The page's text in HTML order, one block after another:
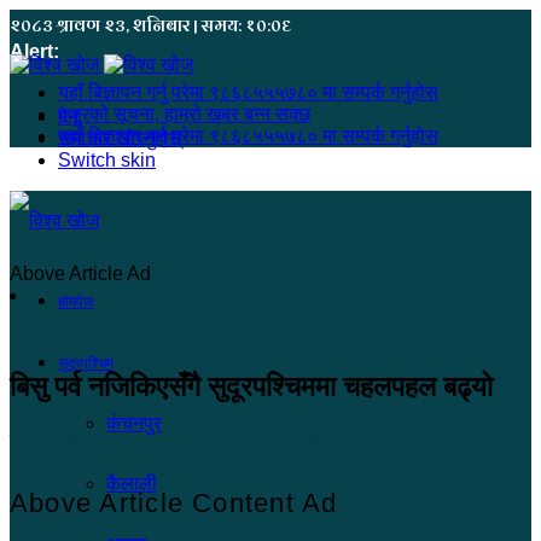
२०८३ श्रावण २३, शनिबार | समय: १०:०६
Alert:
यहाँ बिज्ञापन गर्नु परेमा ९८६८५५५७८० मा सम्पर्क गर्नुहोस
हजुरको सूचना, हाम्रो खबर बन्न सक्छ
यहाँ बिज्ञापन गर्नु परेमा ९८६८५५५७८० मा सम्पर्क गर्नुहोस
मेनू
समाचार खोज्नुहोस्
Switch skin
होमपेज
सुदूरपश्चिम
कंचनपुर
कैलाली
Above Article Ad
बिसु पर्व नजिकिएसँगै सुदूरपश्चिममा चहलपहल बढ्यो
२०८१ चैत्र २४, आईतवार ०३:४८
Above Article Content Ad